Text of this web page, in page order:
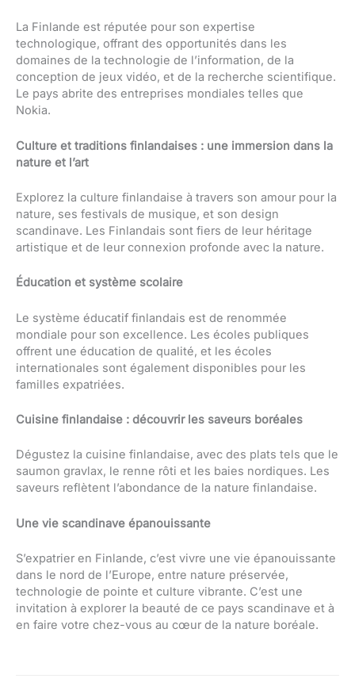
La Finlande est réputée pour son expertise
technologique, offrant des opportunités dans les
domaines de la technologie de l’information, de la
conception de jeux vidéo, et de la recherche scientifique.
Le pays abrite des entreprises mondiales telles que
Nokia.
Culture et traditions finlandaises : une immersion dans la
nature et l’art
Explorez la culture finlandaise à travers son amour pour la
nature, ses festivals de musique, et son design
scandinave. Les Finlandais sont fiers de leur héritage
artistique et de leur connexion profonde avec la nature.
Éducation et système scolaire
Le système éducatif finlandais est de renommée
mondiale pour son excellence. Les écoles publiques
offrent une éducation de qualité, et les écoles
internationales sont également disponibles pour les
familles expatriées.
Cuisine finlandaise : découvrir les saveurs boréales
Dégustez la cuisine finlandaise, avec des plats tels que le
saumon gravlax, le renne rôti et les baies nordiques. Les
saveurs reflètent l’abondance de la nature finlandaise.
Une vie scandinave épanouissante
S’expatrier en Finlande, c’est vivre une vie épanouissante
dans le nord de l’Europe, entre nature préservée,
technologie de pointe et culture vibrante. C’est une
invitation à explorer la beauté de ce pays scandinave et à
en faire votre chez-vous au cœur de la nature boréale.